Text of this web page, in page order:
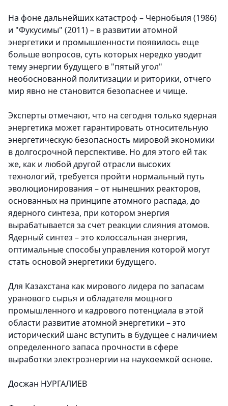
На фоне дальнейших катастроф – Чернобыля (1986)
и "Фукусимы" (2011) – в развитии атомной
энергетики и промышленности появилось еще
больше вопросов, суть которых нередко уводит
тему энергии будущего в "пятый угол"
необоснованной политизации и риторики, отчего
мир явно не становится безопаснее и чище.
Эксперты отмечают, что на сегодня только ядерная
энергетика может гарантировать относительную
энергетическую безопасность мировой экономики
в долгосрочной перспективе. Но для этого ей так
же, как и любой другой отрасли высоких
технологий, требуется пройти нормальный путь
эволюционирования – от нынешних реакторов,
основанных на принципе атомного распада, до
ядерного синтеза, при котором энергия
вырабатывается за счет реакции слияния атомов.
Ядерный синтез – это колоссальная энергия,
оптимальные способы управления которой могут
стать основой энергетики будущего.
Для Казахстана как мирового лидера по запасам
уранового сырья и обладателя мощного
промышленного и кадрового потенциала в этой
облас­ти развитие атомной энергетики – это
исторический шанс вступить в будущее с наличием
определенного запаса прочности в сфере
выработки электроэнергии на наукоемкой основе.
Досжан НУРГАЛИЕВ